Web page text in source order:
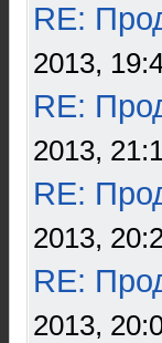
RE:
2013,
RE:
2013,
RE:
2013,
RE:
2013,